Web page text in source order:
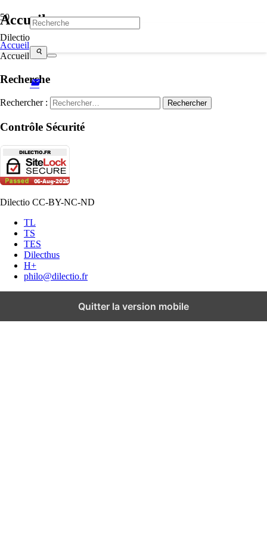
Dilectio
search
mail
Accueil
Accueil
Accueil
Recherche
Rechercher :
Contrôle Sécurité
Dilectio CC-BY-NC-ND
TL
TS
TES
Dilecthus
H+
philo@dilectio.fr
Quitter la version mobile